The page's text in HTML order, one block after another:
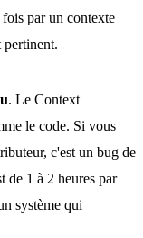
par un contexte
pertinent.
. Le Context
le code. Si vous
c'est un bug de
de 1 à 2 heures par
système qui